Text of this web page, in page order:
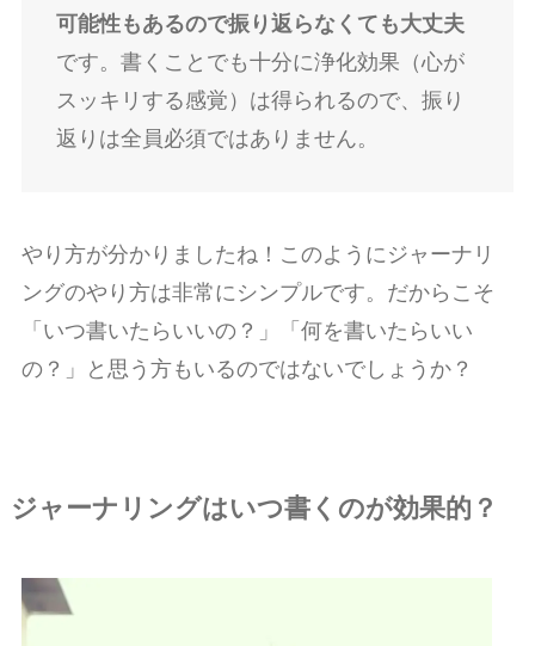
可能性もあるので振り返らなくても大丈夫
です。書くことでも十分に浄化効果（心が
スッキリする感覚）は得られるので、振り
返りは全員必須ではありません。
やり方が分かりましたね！このようにジャーナリ
ングのやり方は非常にシンプルです。だからこそ
「いつ書いたらいいの？」「何を書いたらいい
の？」と思う方もいるのではないでしょうか？
ジャーナリングはいつ書くのが効果的 ？